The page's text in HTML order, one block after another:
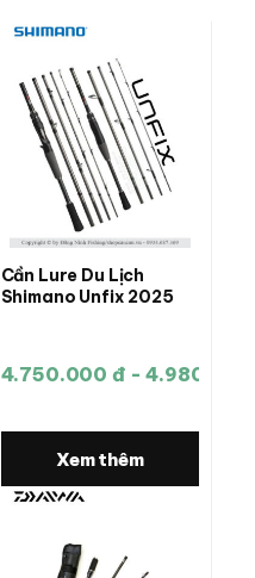
Cần Lure Du Lịch
Shimano Unfix 2025
4.750.000 đ - 4.980.000
Xem thêm